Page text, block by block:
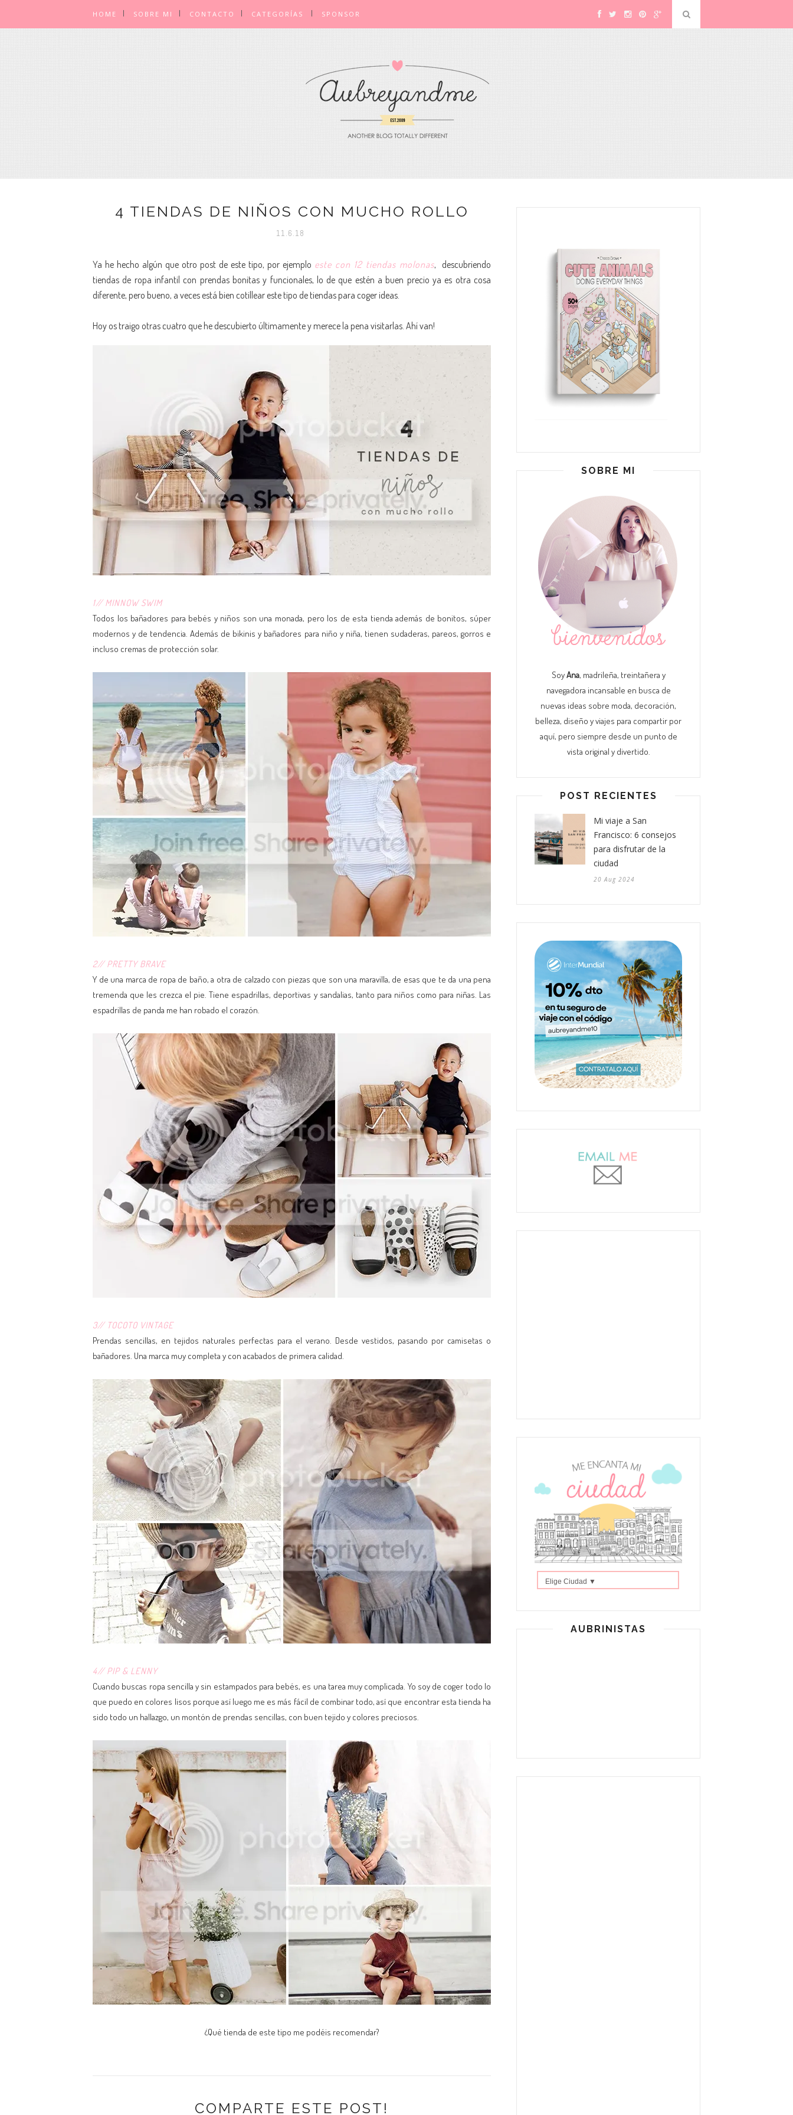
HOME SOBRE MI CONTACTO CATEGORÍAS SPONSOR
4 TIENDAS DE NIÑOS CON MUCHO ROLLO
11.6.18
Ya he hecho algún que otro post de este tipo, por ejemplo este con 12 tiendas molonas, descubriendo
tiendas de ropa infantil con prendas bonitas y funcionales, lo de que estén a buen precio ya es otra cosa
diferente, pero bueno, a veces está bien cotillear este tipo de tiendas para coger ideas.
Hoy os traigo otras cuatro que he descubierto últimamente y merece la pena visitarlas. Ahí van!
1// MINNOW SWIM
Todos los bañadores para bebés y niños son una monada, pero los de esta tienda además de bonitos, súper
modernos y de tendencia. Además de bikinis y bañadores para niño y niña, tienen sudaderas, pareos, gorros e
incluso cremas de protección solar.
2// PRETTY BRAVE
Y de una marca de ropa de baño, a otra de calzado con piezas que son una maravilla, de esas que te da una pena
tremenda que les crezca el pie. Tiene espadrillas, deportivas y sandalias, tanto para niños como para niñas. Las
espadrillas de panda me han robado el corazón.
3// TOCOTO VINTAGE
Prendas sencillas, en tejidos naturales perfectas para el verano. Desde vestidos, pasando por camisetas o
bañadores. Una marca muy completa y con acabados de primera calidad.
4// PIP & LENNY
Cuando buscas ropa sencilla y sin estampados para bebés, es una tarea muy complicada. Yo soy de coger todo lo
que puedo en colores lisos porque así luego me es más fácil de combinar todo, así que encontrar esta tienda ha
sido todo un hallazgo, un montón de prendas sencillas, con buen tejido y colores preciosos.
¿Qué tienda de este tipo me podéis recomendar?
COMPARTE ESTE POST!
SOBRE MI
SoyAna, madrileña, treintañera y
navegadora incansable en busca de
nuevas ideas sobre moda, decoración,
belleza, diseño y viajes para compartir por
aquí, pero siempre desde un punto de
vista original y divertido.
POST RECIENTES
Mi viaje a San
Francisco: 6 consejos
para disfrutar de la
ciudad
20 Aug 2024
Elige Ciudad ▼
AUBRINISTAS